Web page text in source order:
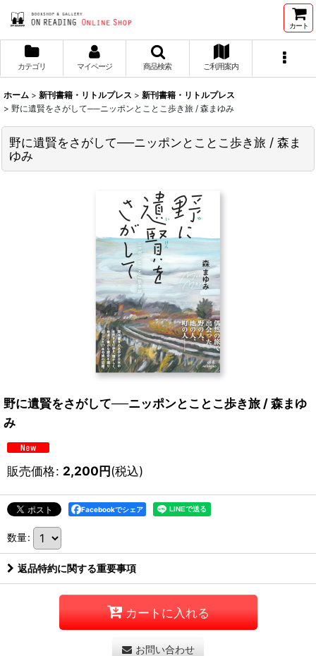
カート
カテゴリ マイページ 商品検索 ご利用案内
ホーム > 新刊書籍・リトルプレス > 新刊書籍・リトルプレス
> 野に遺賢をさがして──ニッポンとことこ歩き旅 / 森まゆみ
野に遺賢をさがして──ニッポンとことこ歩き旅 / 森ま
ゆみ
野に遺賢をさがして──ニッポンとことこ歩き旅 / 森まゆ
み
販売価格: 2,200円(税込)
Facebookでシェア
数量:
返品特約に関する重要事項
カートに入れる
お問い合わせ